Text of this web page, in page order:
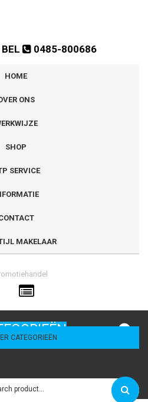
0485-800686
HOME
ONS
SHOP
SERVICE
MAKELAAR
CATEGORIEËN